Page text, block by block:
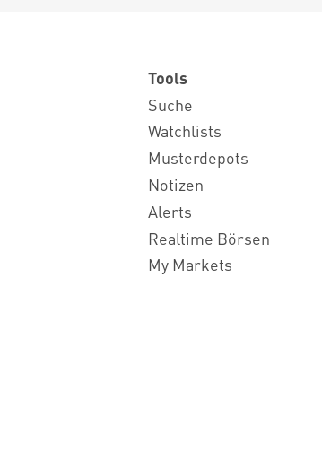
Tools
Suche
Watchlists
Musterdepots
Notizen
Alerts
Realtime Börsen
My Markets